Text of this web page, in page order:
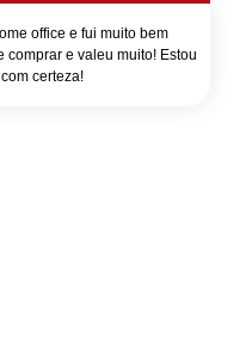
office e fui muito bem
e valeu muito! Estou
certeza!